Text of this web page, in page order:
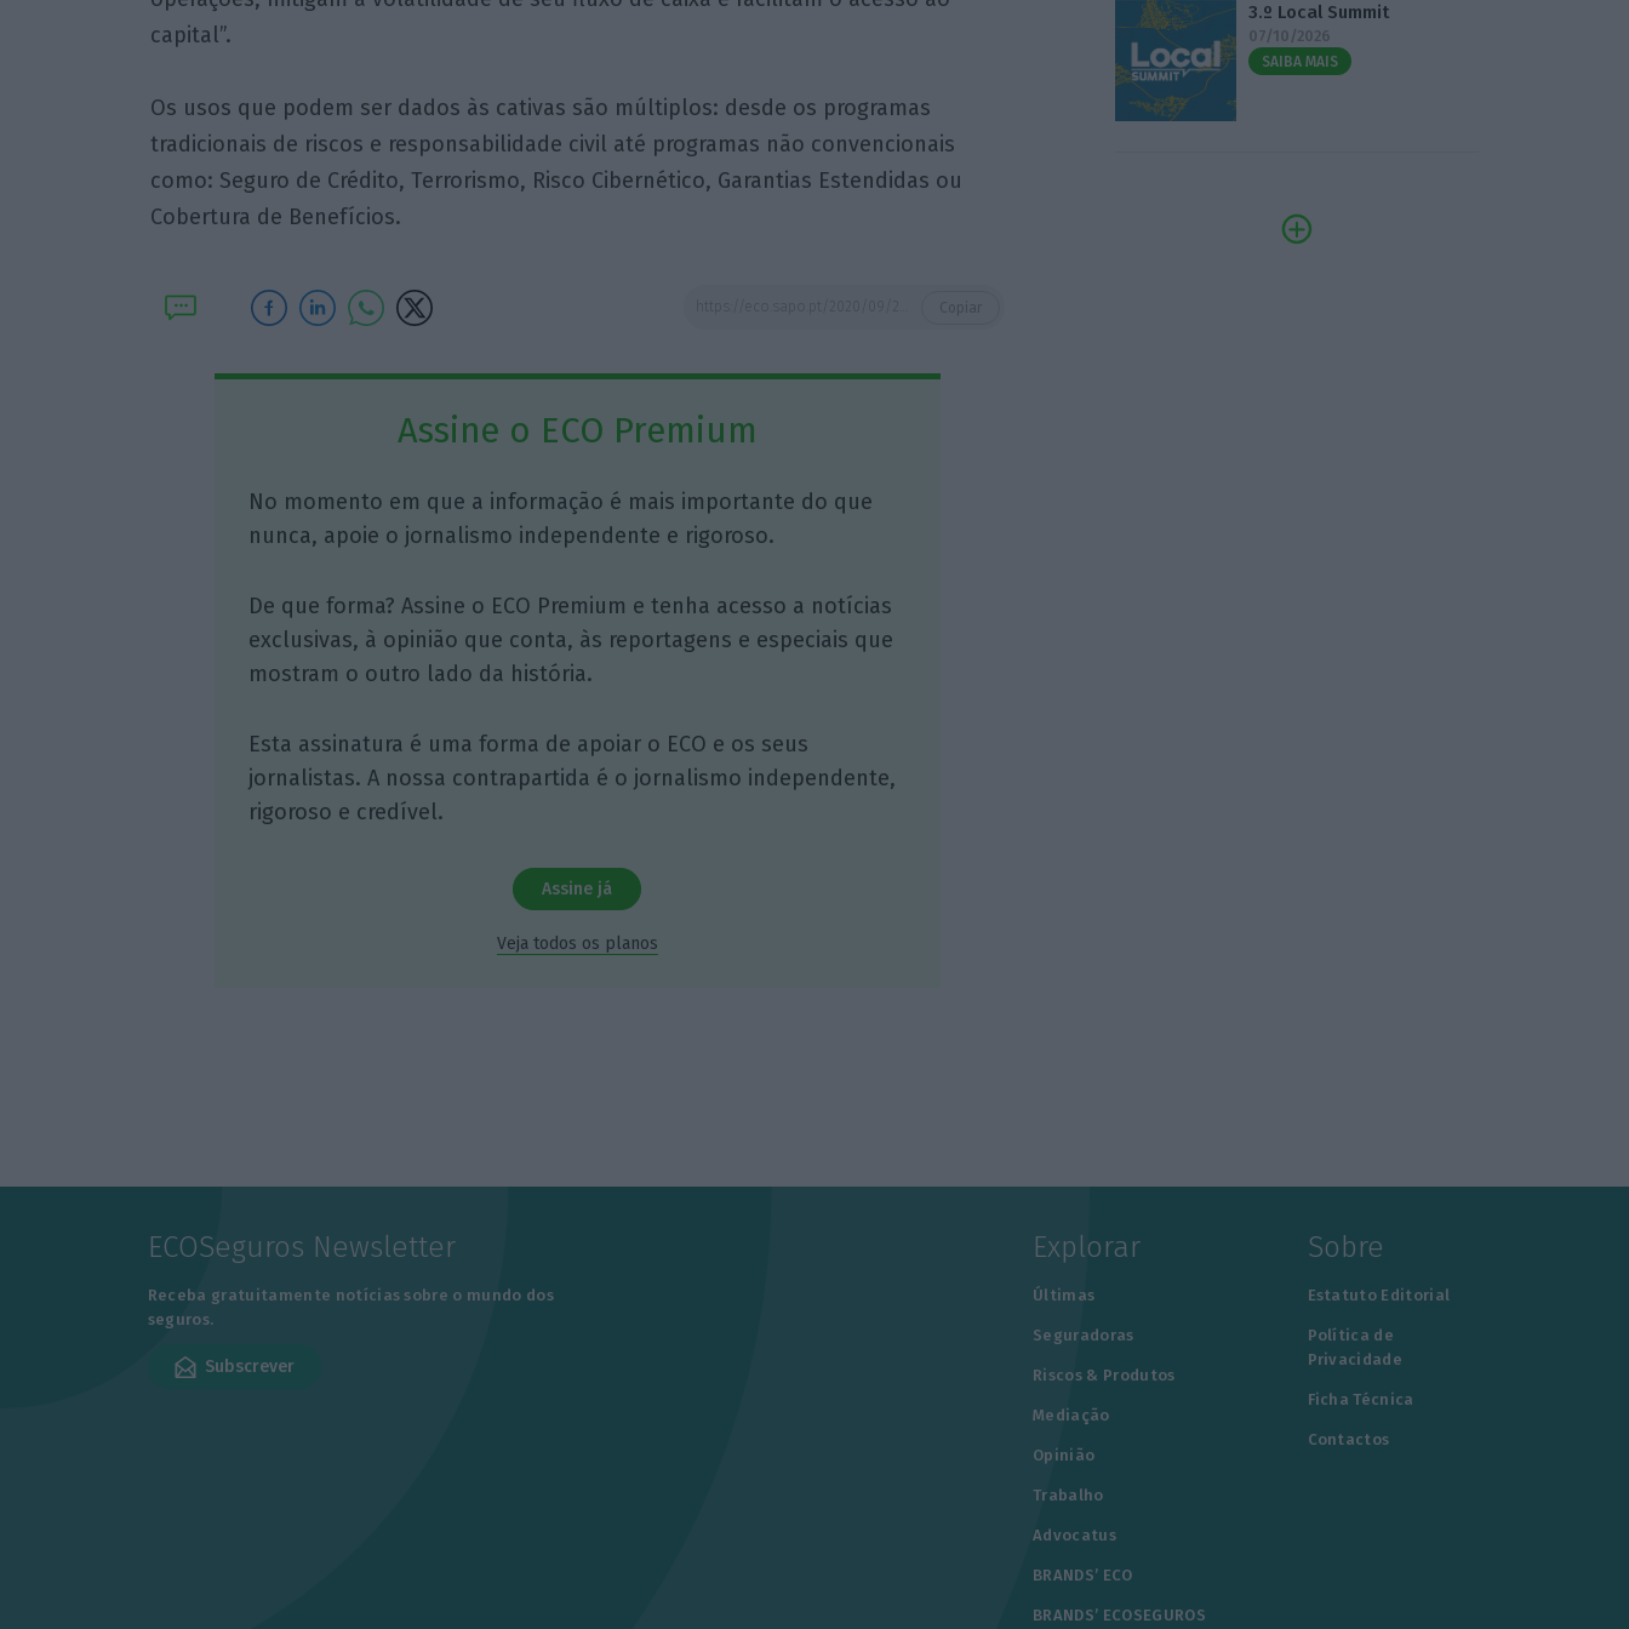
capital”.
Os usos que podem ser dados às cativas são múltiplos: desde os programas
tradicionais de riscos e responsabilidade civil até programas não convencionais
como: Seguro de Crédito, Terrorismo, Risco Cibernético, Garantias Estendidas ou
Cobertura de Benefícios.
Assine o ECO Premium
No momento em que a informação é mais importante do que
nunca, apoie o jornalismo independente e rigoroso.
De que forma? Assine o ECO Premium e tenha acesso a notícias
exclusivas, à opinião que conta, às reportagens e especiais que
mostram o outro lado da história.
Esta assinatura é uma forma de apoiar o ECO e os seus
jornalistas. A nossa contrapartida é o jornalismo independente,
rigoroso e credível.
Assine já
Veja todos os planos
3.º Local Summit
07/10/2026
SAIBA MAIS
ECOSeguros Newsletter
Receba gratuitamente notícias sobre o mundo dos
seguros.
Subscrever
Explorar
Últimas
Seguradoras
Riscos & Produtos
Mediação
Opinião
Trabalho
Advocatus
BRANDS’ ECO
BRANDS’ ECOSEGUROS
Sobre
Estatuto Editorial
Política de
Privacidade
Ficha Técnica
Contactos